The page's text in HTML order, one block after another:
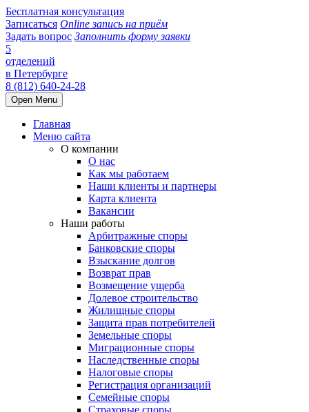
Бесплатная консультация
Записаться Online запись на приём
Задать вопрос Заполнить форму заявки
5
отделений
в Петербурге
8 (812) 640-24-28
Open Menu
Главная
Меню сайта
О компании
О нас
Как мы работаем
Наши клиенты и партнеры
Карта клиента
Вакансии
Наши работы
Арбитражные споры
Банковские споры
Взыскание долгов
Возврат прав
Возмещение ущерба
Долевое строительство
Жилищные споры
Защита прав потребителей
Земельные споры
Миграционные споры
Наследственные споры
Налоговые споры
Регистрация организаций
Семейные споры
Страховые споры